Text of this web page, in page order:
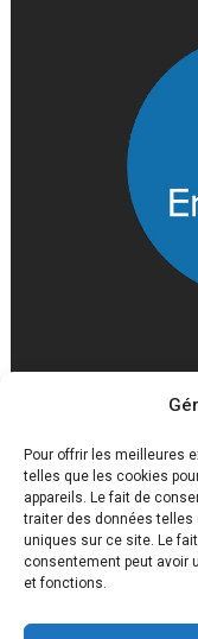
Pour offrir les meilleures
telles que les cookies
appareils. Le fait de
traiter des données telles
uniques sur ce site. Le
consentement peut avoir
et fonctions.